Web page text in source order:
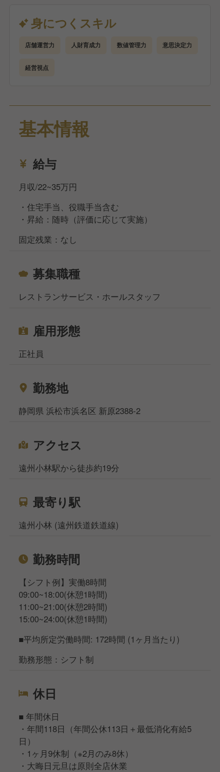
アルバイト・社員の育成、チームづくり
シフト作成、人員配置、人件費コントロール
売上・原価・利益など数値管理
発注・在庫・衛生・品質管理
サービス改善・業務改善の企画と実行
決められた運営をこなすだけでなく、自分の色を出し
た店舗づくりに挑戦できる環境です。
合があります。
身につくスキル
店舗運営力 人財育成力 数値管理力 意思決定力
経営視点
基本情報
給与
月収/22~35万円
・住宅手当、役職手当含む
・昇給：随時（評価に応じて実施）
固定残業：なし
募集職種
レストランサービス・ホールスタッフ
雇用形態
正社員
勤務地
静岡県 浜松市浜名区 新原2388-2
アクセス
遠州小林駅から徒歩約19分
最寄り駅
遠州小林 (遠州鉄道鉄道線)
勤務時間
【シフト例】実働8時間
09:00~18:00(休憩1時間)
11:00~21:00(休憩2時間)
15:00~24:00(休憩1時間)
■平均所定労働時間: 172時間 (1ヶ月当たり)
勤務形態：シフト制
休日
■ 年間休日
・年間118日（年間公休113日＋最低消化有給5
日）
・1ヶ月9休制（※2月のみ8休）
・大晦日元旦は原則全店休業